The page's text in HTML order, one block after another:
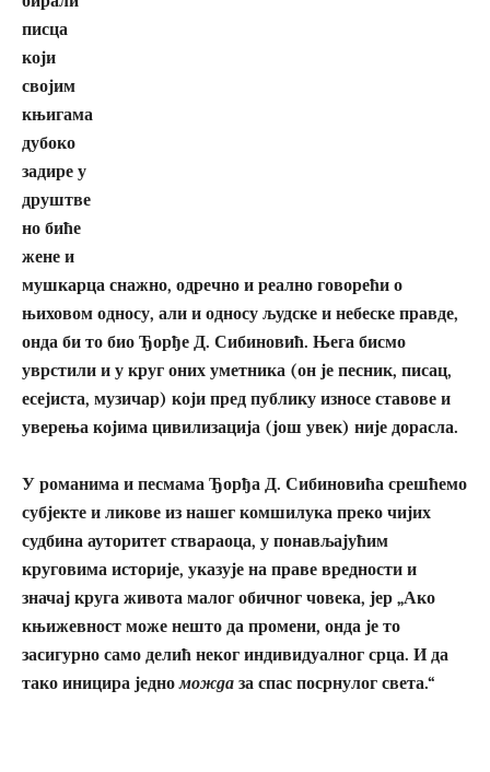
писца
који
својим
књигама
дубоко
задире у
друштве
но биће
жене и
мушкарца снажно, одречно и реално говорећи о
њиховом односу, али и односу људске и небеске правде,
онда би то био Ђорђе Д. Сибиновић. Њега бисмо
уврстили и у круг оних уметника (он је песник, писац,
есејиста, музичар) који пред публику износе ставове и
уверења којима цивилизација (још увек) није дорасла.
У романима и песмама Ђорђа Д. Сибиновића срешћемо
субјекте и ликове из нашег комшилука преко чијих
судбина ауторитет ствараоца, у понављајућим
круговима историје, указује на праве вредности и
значај круга живота малог обичног човека, јер „Ако
књижевност може нешто да промени, онда је то
засигурно само делић неког индивидуалног срца. И да
тако иницира једноможда за спас посрнулог света.“